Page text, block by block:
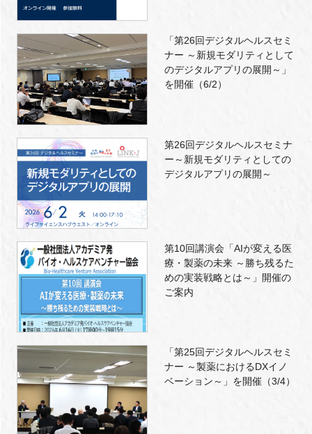
「第26回デジタルヘルスセミ
ナー ～新規モダリティとして
のデジタルアプリの展開～」
を開催（6/2）
第26回デジタルヘルスセミナ
ー～新規モダリティとしての
デジタルアプリの展開～
第10回講演会「AIが変える医
療・製薬の未来 ～勝ち残るた
めの実装戦略とは～」開催の
ご案内
「第25回デジタルヘルスセミ
ナー ～製薬におけるDXイノ
ベーション～」を開催（3/4）